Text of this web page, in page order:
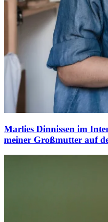
Marlies Dinnissen im
meiner Großmutter auf